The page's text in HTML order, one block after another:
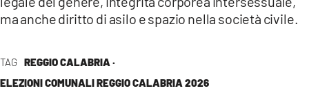
TAG
REGGIO CALABRIA ·
ELEZIONI COMUNALI REGGIO CALABRIA 2026
ma anche diritto di asilo e spazio nella società civile.